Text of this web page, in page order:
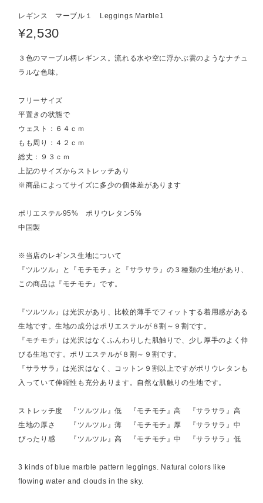
レギンス マーブル１ Leggings Marble1
¥2,530
３色のマーブル柄レギンス。流れる水や空に浮かぶ雲のようなナチュ
ラルな色味。
フリーサイズ
平置きの状態で
ウェスト：６４ｃｍ
もも周り：４２ｃｍ
総丈：９３ｃｍ
上記のサイズからストレッチあり
※商品によってサイズに多少の個体差があります
ポリエステル95% ポリウレタン5%
中国製
※当店のレギンス生地について
『ツルツル』と『モチモチ』と『サラサラ』の３種類の生地があり、
この商品は『モチモチ』です。
『ツルツル』は光沢があり、比較的薄手でフィットする着用感がある
生地です。生地の成分はポリエステルが８割～９割です。
『モチモチ』は光沢はなくふんわりした肌触りで、少し厚手のよく伸
びる生地です。ポリエステルが８割～９割です。
『サラサラ』は光沢はなく、コットン９割以上ですがポリウレタンも
入っていて伸縮性も充分あります。自然な肌触りの生地です。
ストレッチ度 『ツルツル』低 『モチモチ』高 『サラサラ』高
生地の厚さ 『ツルツル』薄 『モチモチ』厚 『サラサラ』中
ぴったり感 『ツルツル』高 『モチモチ』中 『サラサラ』低
3 kinds of blue marble pattern leggings. Natural colors like
flowing water and clouds in the sky.